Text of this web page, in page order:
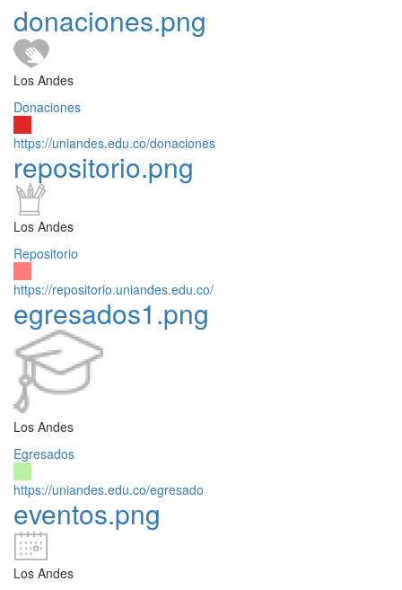
donaciones.png
Los Andes
Donaciones
https://uniandes.edu.co/donaciones
repositorio.png
Los Andes
Repositorio
https://repositorio.uniandes.edu.co/
egresados1.png
Los Andes
Egresados
https://uniandes.edu.co/egresado
eventos.png
Los Andes